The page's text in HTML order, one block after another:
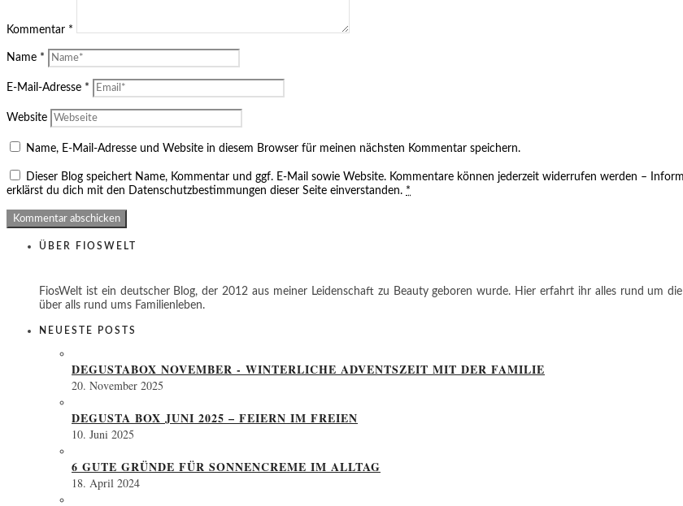
Kommentar *
Name *
E-Mail-Adresse *
Website
Name, E-Mail-Adresse und Website in diesem Browser für meinen nächsten Kommentar speichern.
Dieser Blog speichert Name, Kommentar und ggf. E-Mail sowie Website. Kommentare können jederzeit widerrufen werden –
erklärst du dich mit den Datenschutzbestimmungen dieser Seite einverstanden. *
ÜBER FIOSWELT
FiosWelt ist ein deutscher Blog, der 2012 aus meiner Leidenschaft zu Beauty geboren wurde. Hier erfahrt ihr alles rund um
über alls rund ums Familienleben.
NEUESTE POSTS
DEGUSTABOX NOVEMBER - WINTERLICHE ADVENTSZEIT MIT DER FAMILIE
20. November 2025
DEGUSTA BOX JUNI 2025 – FEIERN IM FREIEN
10. Juni 2025
6 GUTE GRÜNDE FÜR SONNENCREME IM ALLTAG
18. April 2024